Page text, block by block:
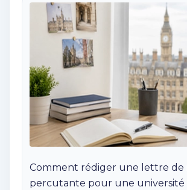
Comment rédiger une lettre de
percutante pour une université